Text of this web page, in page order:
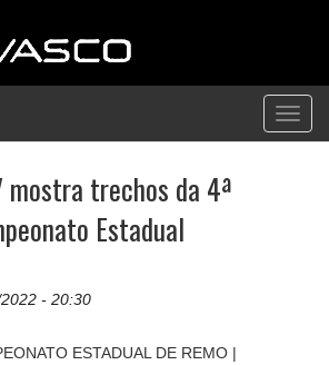
mostra trechos da 4ª
Estadual
- 20:30
ESTADUAL DE REMO |